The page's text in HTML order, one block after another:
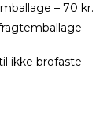
– 70 kr.
–
ikke brofaste